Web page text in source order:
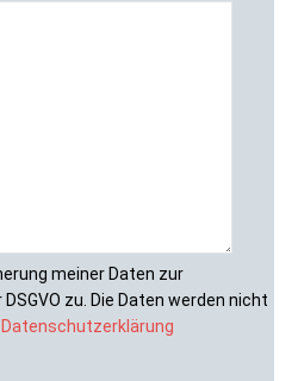
meiner Daten zur
zu. Die Daten werden nicht
Datenschutzerklärung